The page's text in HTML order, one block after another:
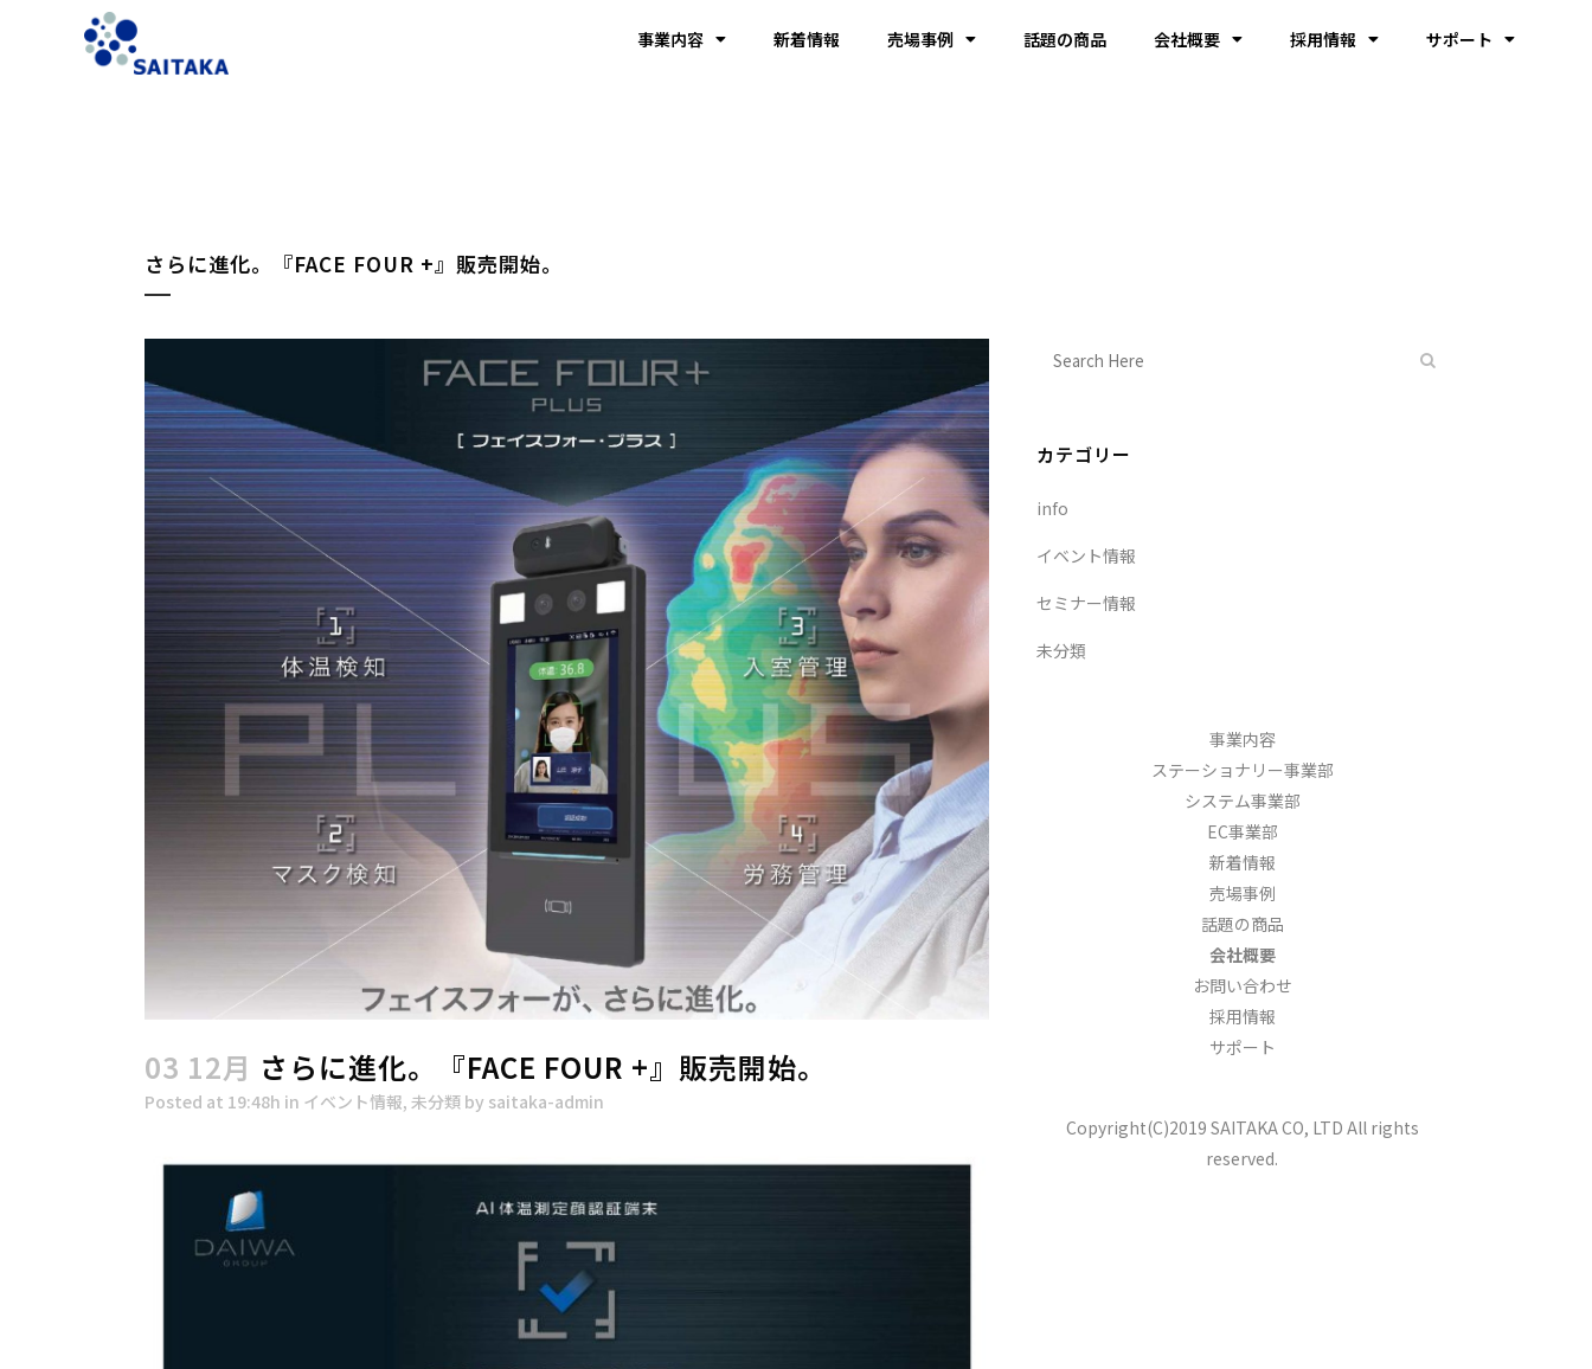
事業内容 新着情報 売場事例 話題の商品 会社概要 採用情報 サポート
さらに進化。『FACE FOUR +』販売開始。
03 12月 さらに進化。『FACE FOUR +』販売開始。
Posted at 19:48h in イベント情報, 未分類 by saitaka-admin
カテゴリー
info
イベント情報
セミナー情報
未分類
事業内容
ステーショナリー事業部
システム事業部
EC事業部
新着情報
売場事例
話題の商品
会社概要
お問い合わせ
採用情報
サポート
Copyright(C)2019 SAITAKA CO, LTD All rights
reserved.